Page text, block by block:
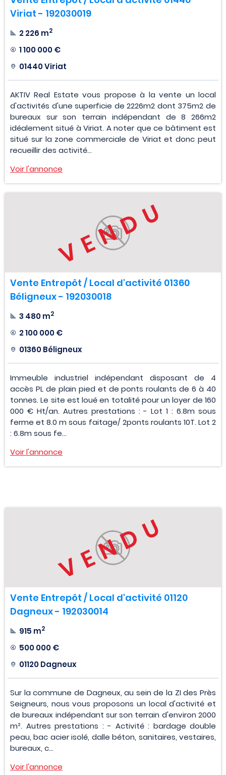
Viriat - 192030019
2 226 m2
1 100 000 €
01440 Viriat
AKTIV Real Estate vous propose à la vente un local
d'activités d'une superficie de 2226m2 dont 375m2 de
bureaux sur son terrain indépendant de 8 266m2
idéalement situé à Viriat. A noter que ce bâtiment est
situé sur la zone commerciale de Viriat et donc peut
recueillir des activité...
Voir l'annonce
VENDU
Vente Entrepôt / Local d'activité 01360
Béligneux - 192030018
3 480 m2
2 100 000 €
01360 Béligneux
Immeuble industriel indépendant disposant de 4
accès PL de plain pied et de ponts roulants de 6 à 40
tonnes. Le site est loué en totalité pour un loyer de 160
000 € Ht/an. Autres prestations : - Lot 1 : 6.8m sous
ferme et 8.0 m sous faitage/ 2ponts roulants 10T. Lot 2
: 6.8m sous fe...
Voir l'annonce
VENDU
Vente Entrepôt / Local d'activité 01120
Dagneux - 192030014
915 m2
500 000 €
01120 Dagneux
Sur la commune de Dagneux, au sein de la ZI des Près
Seigneurs, nous vous proposons un local d'activité et
de bureaux indépendant sur son terrain d'environ 2000
m². Autres prestations : - Activité : bardage double
peau, bac acier isolé, dalle béton, sanitaires, vestaires,
bureaux, c...
Voir l'annonce